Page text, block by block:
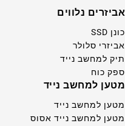
אביזרים נלווים
כונן SSD
אביזרי סלולר
תיק למחשב נייד
ספק כוח
מטען למחשב נייד
מטען למחשב נייד
מטען למחשב נייד אסוס